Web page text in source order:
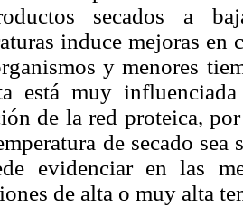
secados a
induce mejoras
y menores
está muy
de la red proteica,
de secado
evidenciar en las
de alta o muy alta